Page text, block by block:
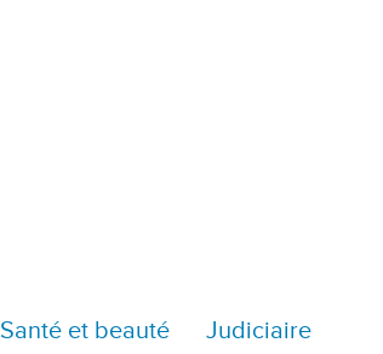
Santé et beauté
Judiciaire